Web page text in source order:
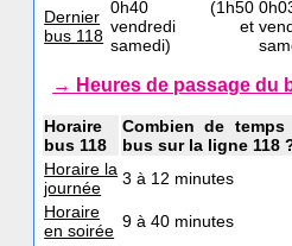
Dernier
bus 118
0h40 (1h50
vendredi et
samedi)
→ Heures de passage du
Horaire
bus 118
Combien de temps
bus sur la ligne 118
Horaire la
journée
3 à 12 minutes
Horaire
en soirée 9 à 40 minutes